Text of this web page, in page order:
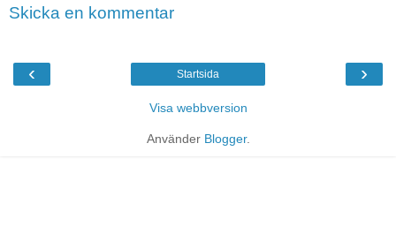
Skicka en kommentar
‹ ›
Startsida
Visa webbversion
Använder Blogger.